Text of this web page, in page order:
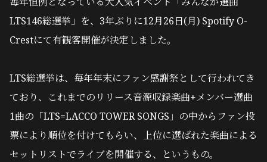
LTS146総選挙」を、3年ぶりに12月26日(月) Spotify O-
Crestにて有観客開催が決定しました。
LTS総選挙は、毎年年末にファン感謝祭として行われてき
ており、これまでのリリース音源収録楽曲+メンバー選曲
1曲の「LTS=LACCO TOWER SONGS」の中からファン投
票により順位を付けてもらい、上位に選ばれた楽曲による
セットリストでライブを開催する、というもの。